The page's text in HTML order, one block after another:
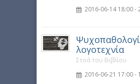
2016-06-14 18:00 -
λογοτεχνία
Στοά του Βιβλίου
2016-06-21 17:00 -